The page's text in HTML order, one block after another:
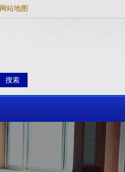
网站地图
搜索